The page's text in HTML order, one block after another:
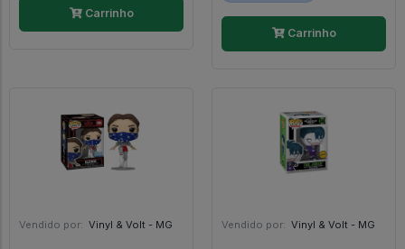
Carrinho
Carrinho
Vendido por: Vinyl & Volt - MG Vendido por: Vinyl & Volt - MG